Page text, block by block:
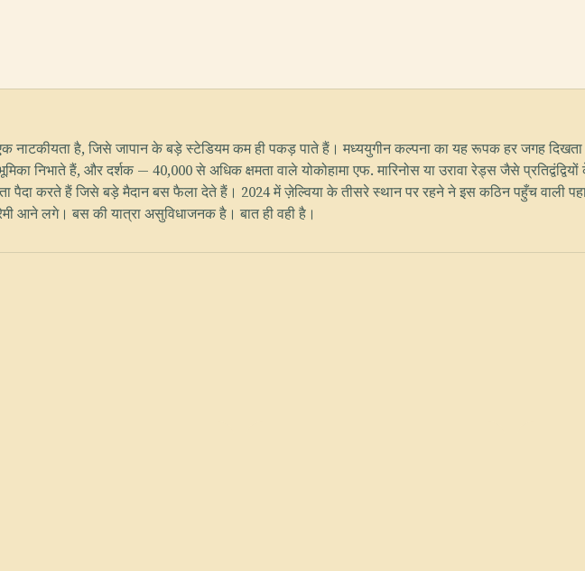
नाटकीयता है, जिसे जापान के बड़े स्टेडियम कम ही पकड़ पाते हैं। मध्ययुगीन कल्पना का यह रूपक हर जगह
निभाते हैं, और दर्शक — 40,000 से अधिक क्षमता वाले योकोहामा एफ. मारिनोस या उरावा रेड्स जैसे
पैदा करते हैं जिसे बड़े मैदान बस फैला देते हैं। 2024 में ज़ेल्विया के तीसरे स्थान पर रहने ने इस कठिन पहुँच वाली
आने लगे। बस की यात्रा असुविधाजनक है। बात ही वही है।